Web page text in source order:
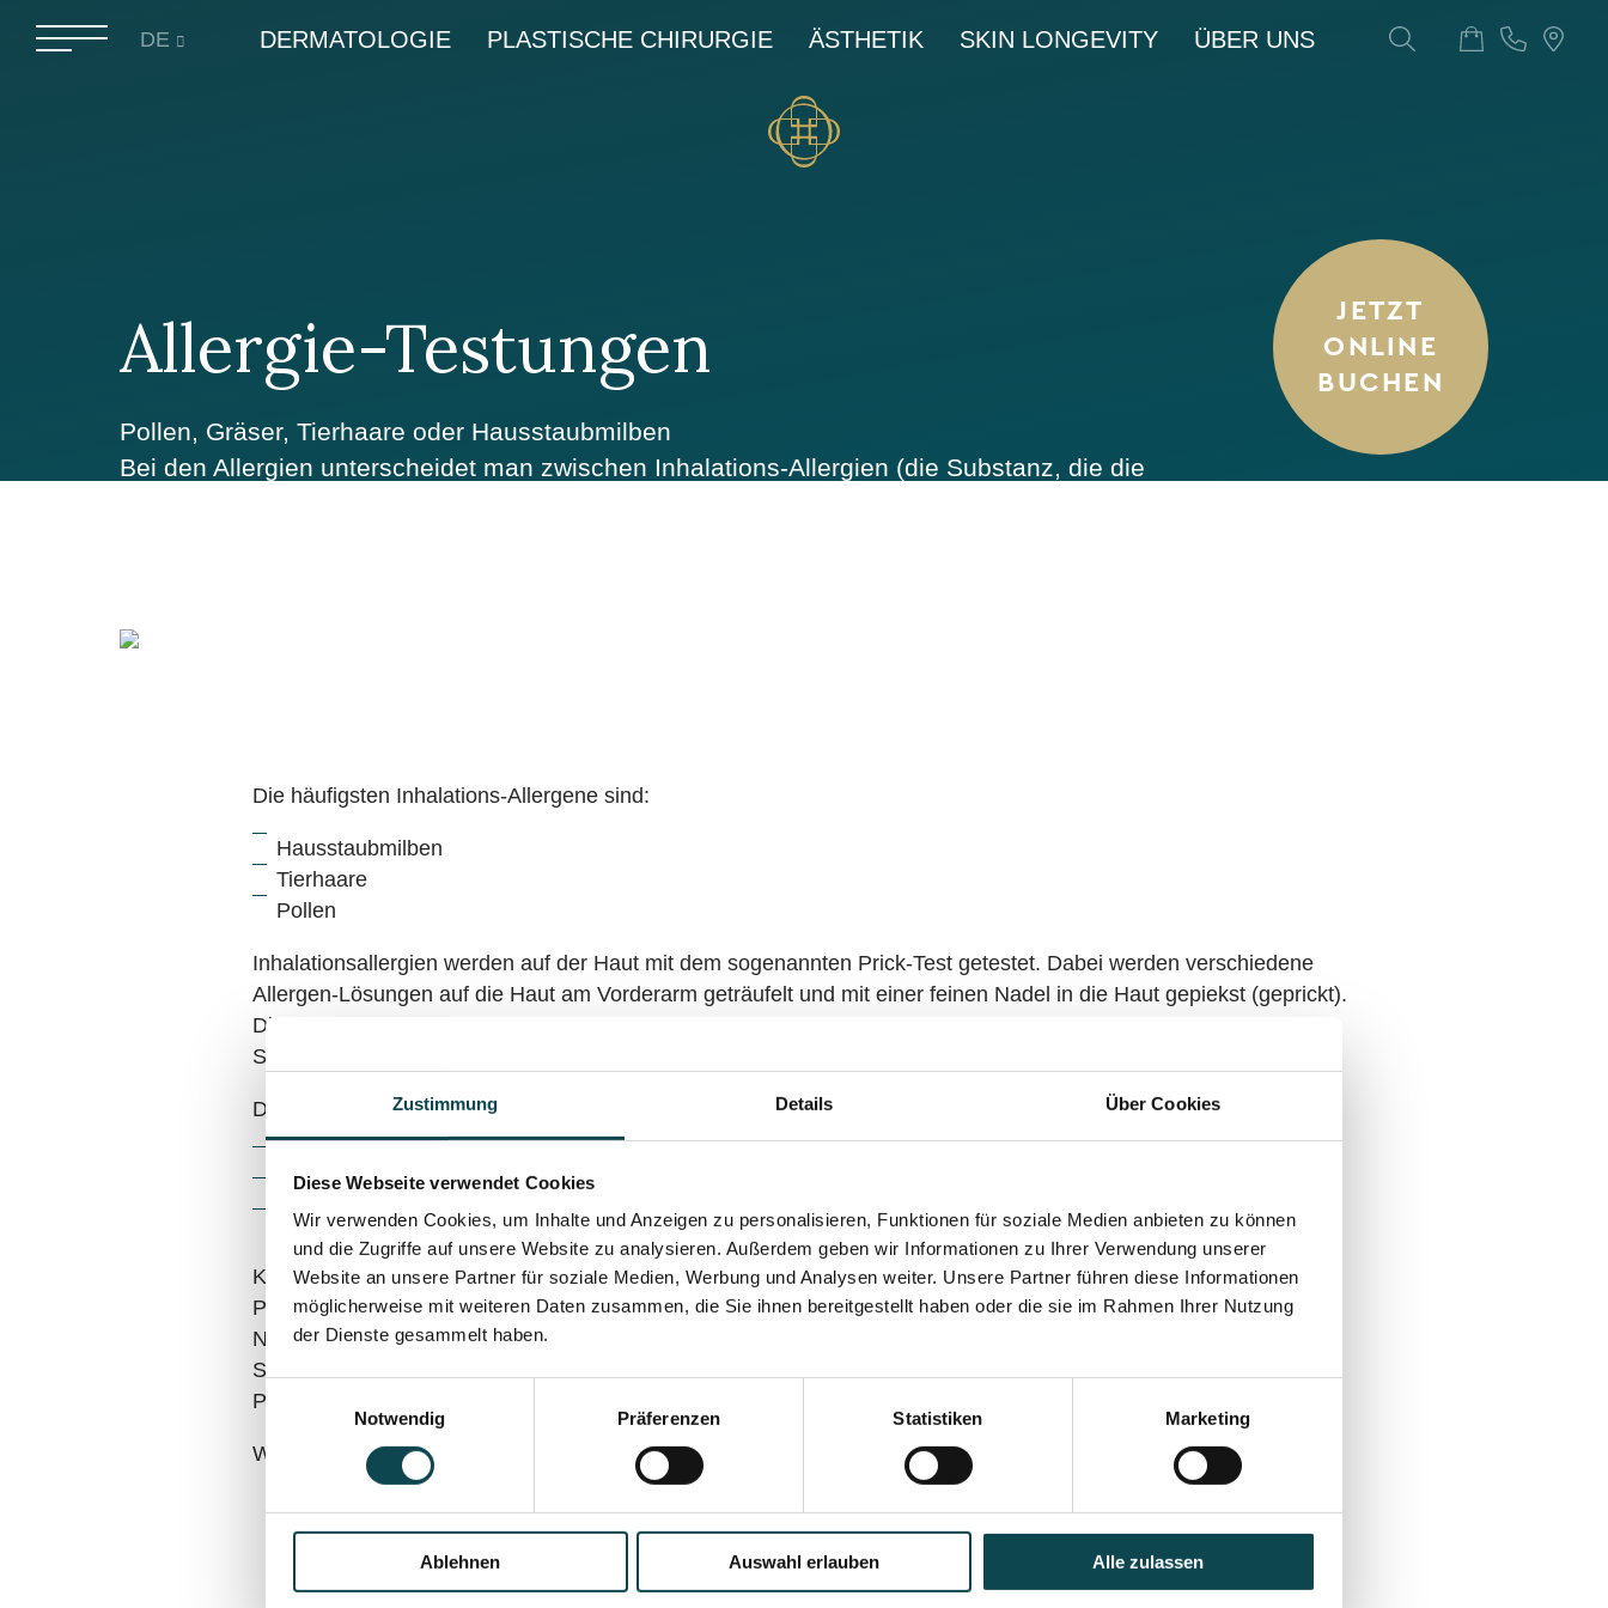
Zustimmung Details Über Cookies
Diese Webseite verwendet Cookies
Wir verwenden Cookies, um Inhalte und Anzeigen zu personalisieren, Funktionen für soziale Medien anbieten zu können
und die Zugriffe auf unsere Website zu analysieren. Außerdem geben wir Informationen zu Ihrer Verwendung unserer
Website an unsere Partner für soziale Medien, Werbung und Analysen weiter. Unsere Partner führen diese Informationen
möglicherweise mit weiteren Daten zusammen, die Sie ihnen bereitgestellt haben oder die sie im Rahmen Ihrer Nutzung
der Dienste gesammelt haben.
Notwendig
Präferenzen Statistiken Marketing
Ablehnen Auswahl erlauben Alle zulassen
DE DERMATOLOGIE PLASTISCHE CHIRURGIE ÄSTHETIK SKIN LONGEVITY ÜBER UNS
JETZT
ONLINE
BUCHEN
Allergie-Testungen
Pollen, Gräser, Tierhaare oder Hausstaubmilben
Bei den Allergien unterscheidet man zwischen Inhalations-Allergien (die Substanz, die die
Die häufigsten Inhalations-Allergene sind:
Hausstaubmilben
Tierhaare
Pollen
Inhalationsallergien werden auf der Haut mit dem sogenannten Prick-Test getestet. Dabei werden verschiedene
Allergen-Lösungen auf die Haut am Vorderarm geträufelt und mit einer feinen Nadel in die Haut gepiekst (geprickt).
Die Testreaktion wird nach 20 Minuten beurteilt. Eine positive Reaktion zeigt sich wie ein Mückenstich mit Rötung,
Schwellung und Juckreiz.
Die häufigsten Kontaktallergene sind:
Duftstoffe
Perubalsam
Kontaktallergien werden mit dem Epikutantest (Patch-Test) getestet. Dabei werden auf dem Rücken mit einem
Pflaster kleine Kammern, welche die einzelnen Allergene enthalten aufgeklebt und während 48 Stunden belassen.
Nach 48 Stunden wird das Pflaster entfernt und die Testung abgelesen. Eine weitere Ablesung erfolgt nach 72
Stunden. Besteht eine Kontaktallergie, sieht man an der Stelle, wo die Kammer mit dem Allergen war, gerötete
Papeln, welche meist jucken.
Weitere Allergietestungen können in der Dermanence mittels Bluttest durchgeführt werden.